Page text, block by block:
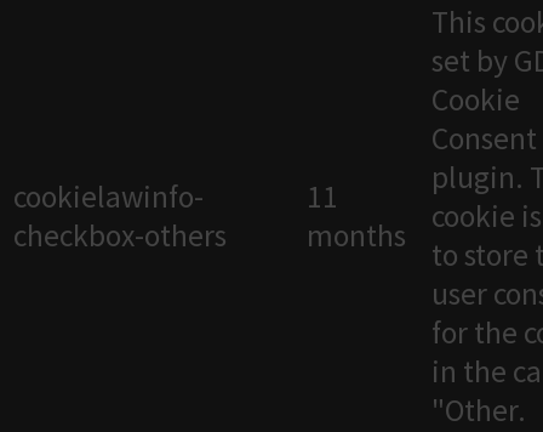
cookielawinfo-
checkbox-others
11
months
This
set by
Cookie
Consent
plugin.
cookie
to store
user
for the
in the
"Other.